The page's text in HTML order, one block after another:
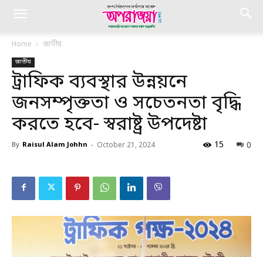
Home জাতীয়
জাতীয়
ট্রাফিক ব্যবস্থার উন্নয়নে
জনসম্পৃক্ততা ও সচেতনতা বৃদ্ধি
করতে হবে- স্বরাষ্ট্র উপদেষ্টা
By Raisul Alam Johhn - October 21, 2024 0
15